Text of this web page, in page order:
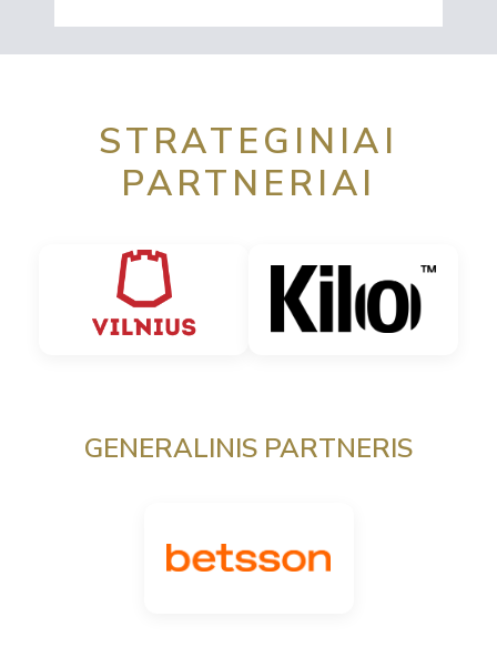
STRATEGINIAI
PARTNERIAI
GENERALINIS PARTNERIS